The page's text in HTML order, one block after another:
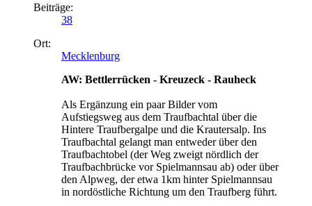
Beiträge:
38
Ort:
Mecklenburg
AW: Bettlerrücken - Kreuzeck - Rauheck
Als Ergänzung ein paar Bilder vom
Aufstiegsweg aus dem Traufbachtal über die
Hintere Traufbergalpe und die Krautersalp. Ins
Traufbachtal gelangt man entweder über den
Traufbachtobel (der Weg zweigt nördlich der
Traufbachbrücke vor Spielmannsau ab) oder über
den Alpweg, der etwa 1km hinter Spielmannsau
in nordöstliche Richtung um den Traufberg führt.